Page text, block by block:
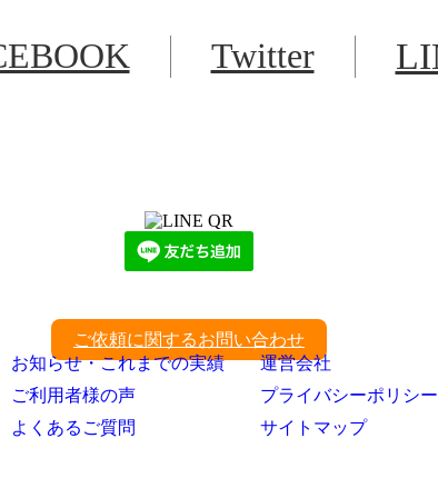
Twitter
ご依頼に関するお問い合わせ
お知らせ・これまでの実績
ご利用者様の声
よくあるご質問
運営会社
プライバシーポリシー
サイトマップ